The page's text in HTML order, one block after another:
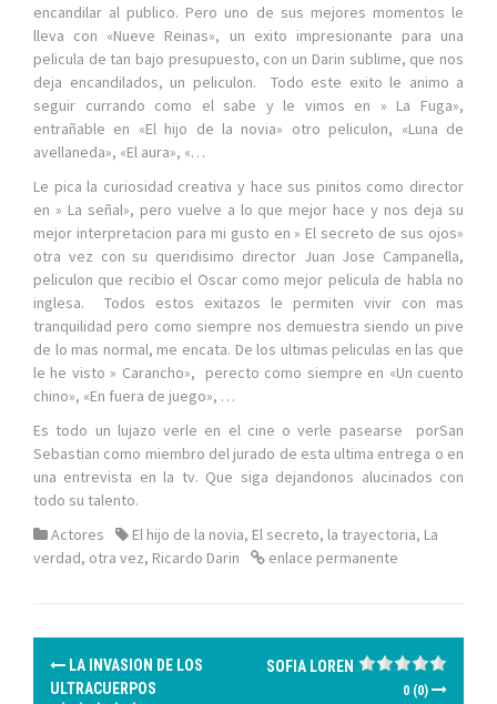
encandilar al publico. Pero uno de sus mejores momentos le
lleva con «Nueve Reinas», un exito impresionante para una
pelicula de tan bajo presupuesto, con un Darin sublime, que nos
deja encandilados, un peliculon. Todo este exito le animo a
seguir currando como el sabe y le vimos en » La Fuga»,
entrañable en «El hijo de la novia» otro peliculon, «Luna de
avellaneda», «El aura», «…
Le pica la curiosidad creativa y hace sus pinitos como director
en » La señal», pero vuelve a lo que mejor hace y nos deja su
mejor interpretacion para mi gusto en » El secreto de sus ojos»
otra vez con su queridisimo director Juan Jose Campanella,
peliculon que recibio el Oscar como mejor pelicula de habla no
inglesa. Todos estos exitazos le permiten vivir con mas
tranquilidad pero como siempre nos demuestra siendo un pive
de lo mas normal, me encata. De los ultimas peliculas en las que
le he visto » Carancho», perecto como siempre en «Un cuento
chino», «En fuera de juego», …
Es todo un lujazo verle en el cine o verle pasearse porSan
Sebastian como miembro del jurado de esta ultima entrega o en
una entrevista en la tv. Que siga dejandonos alucinados con
todo su talento.
Actores
El hijo de la novia, El secreto, la trayectoria, La
verdad, otra vez, Ricardo Darin enlace permanente
N
LA INVASION DE LOS
ULTRACUERPOS
SOFIA LOREN
0 (0)